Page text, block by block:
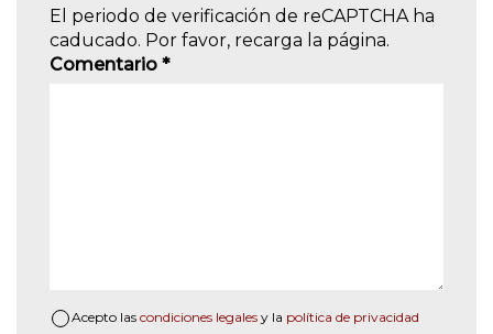
El periodo de verificación de reCAPTCHA ha
caducado. Por favor, recarga la página.
Comentario *
Acepto las condiciones legales y la política de privacidad